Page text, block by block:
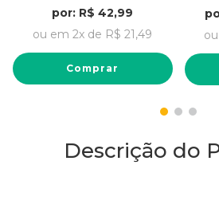
por: R$ 42,99
ou em 2x de R$ 21 ,49
Comprar
Descrição do